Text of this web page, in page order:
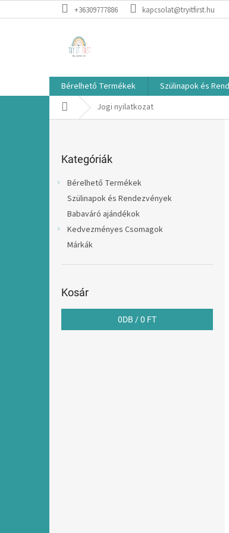
a
+36309777886 kapcsolat@tryitfirst.hu
Bérelhető Termékek Szülinapok és
KezdőlapJogi nyilatkozat
átugrása
Kategóriák
Bérelhető Termékek
Szülinapok és Rendezvények
Babaváró ajándékok
Kedvezményes Csomagok
Márkák
Kosár
0DB /0 FT